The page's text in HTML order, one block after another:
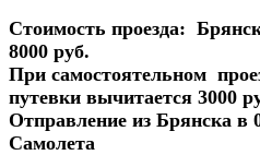
Стоимость проезда:
8000 руб.
При самостоятельном
путевки вычитается 3000
Отправление из Брянска в
Самолета